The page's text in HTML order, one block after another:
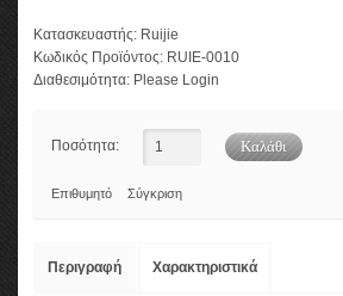
Κατασκευαστής: Ruijie
Κωδικός Προϊόντος: RUIE-0010
Διαθεσιμότητα: Please Login
Ποσότητα:
Επιθυμητό Σύγκριση
Περιγραφή Χαρακτηριστικά